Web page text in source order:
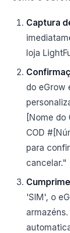
Captura
loja
do eGrow
[Nome do
COD
para
cancelar."
'SIM', o